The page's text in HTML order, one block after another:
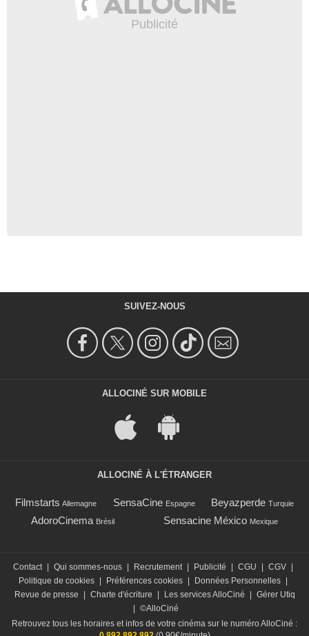
SUIVEZ-NOUS
ALLOCINÉ SUR MOBILE
ALLOCINÉ À L'ÉTRANGER
Filmstarts Allemagne SensaCine Espagne Beyazperde Turquie
AdoroCinema Brésil Sensacine México Mexique
Contact | Qui sommes-nous | Recrutement | Publicité | CGU | CGV |
Politique de cookies | Préférences cookies | Données Personnelles |
Revue de presse
| Charte d'écriture | Les services AlloCiné | Gérer Utiq
| ©AlloCiné
Retrouvez tous les horaires et infos de votre cinéma sur le numéro AlloCiné :